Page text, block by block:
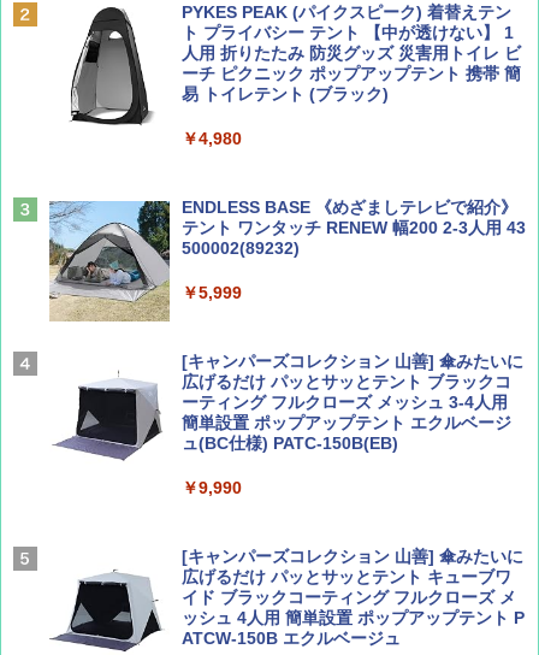
￥713
AIRLINE（エアライン）2026年9月号【特
集】ボーイング110周年を祝して！
￥1,760
￥2,695
球の歩き方A ヨーロッパ
ァキア 2026～2027 地球の歩き方A ヨーロッ
￥2,277
新しい日本地理 地図・統計・移動から読み
解く (講談社現代新書)
￥1,540
PYKES PEAK (パイクスピーク) 着替えテン
ト プライバシー テント 【中が透けない】 1
人用 折りたたみ 防災グッズ 災害用トイレ ビ
ーチ ピクニック ポップアップテント 携帯 簡
易 トイレテント (ブラック)
￥4,980
ENDLESS BASE 《めざましテレビで紹介》
テント ワンタッチ RENEW 幅200 2-3人用 43
500002(89232)
￥5,999
[キャンパーズコレクション 山善] 傘みたいに
広げるだけ パッとサッとテント ブラックコ
ーティング フルクローズ メッシュ 3-4人用
簡単設置 ポップアップテント エクルベージ
ュ(BC仕様) PATC-150B(EB)
￥9,990
[キャンパーズコレクション 山善] 傘みたいに
広げるだけ パッとサッとテント キューブワ
イド ブラックコーティング フルクローズ メ
ッシュ 4人用 簡単設置 ポップアップテント P
ATCW-150B エクルベージュ